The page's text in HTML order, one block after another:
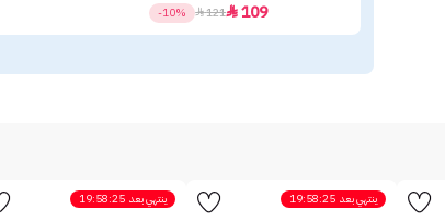
109

121

-10%
ينتهي بعد 19:58:25 ينتهي بعد 19:58:25